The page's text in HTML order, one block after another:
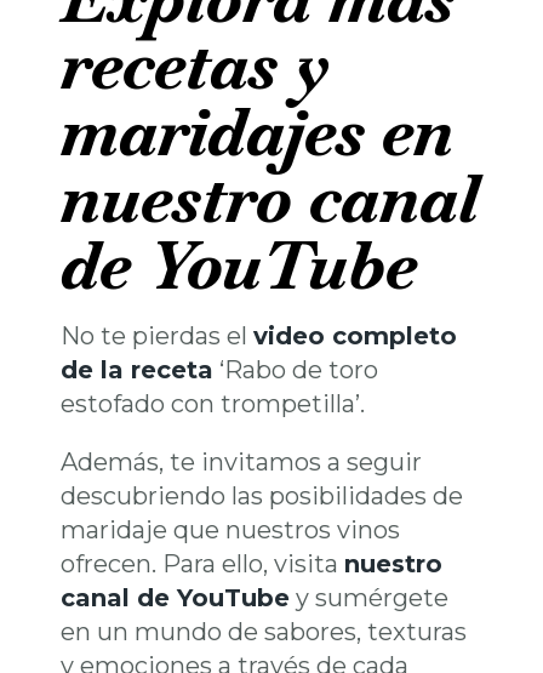
recetas y
maridajes en
nuestro canal
de YouTube
No te pierdas el video completo
de la receta ‘Rabo de toro
estofado con trompetilla’.
Además, te invitamos a seguir
descubriendo las posibilidades de
maridaje que nuestros vinos
ofrecen. Para ello, visita nuestro
canal de YouTube y sumérgete
en un mundo de sabores, texturas
y emociones a través de cada